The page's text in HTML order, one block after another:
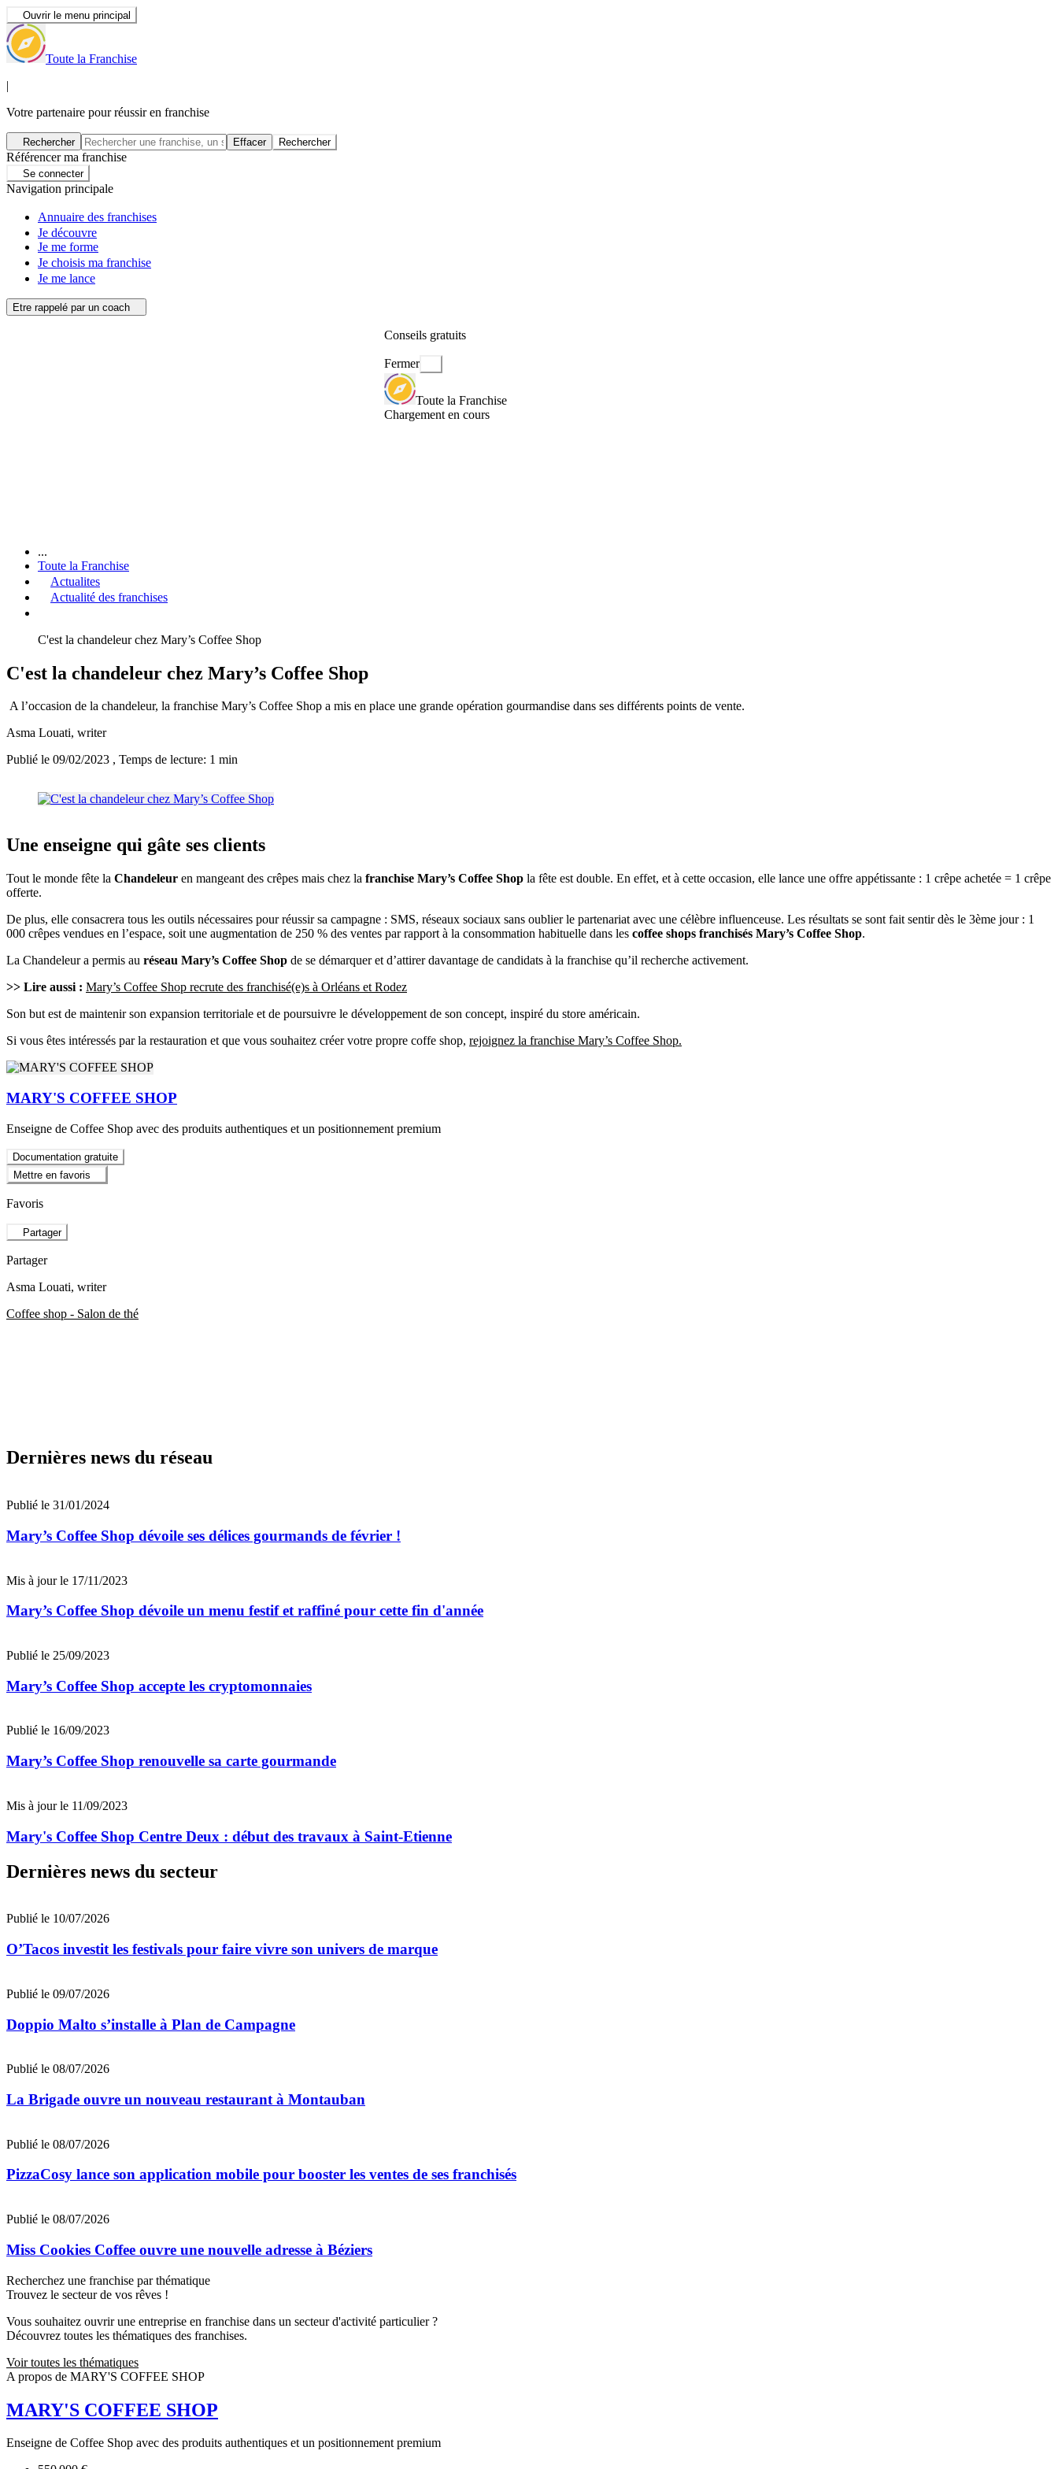
Ouvrir le menu principal
Toute la Franchise
|
Votre partenaire pour réussir en franchise
Rechercher Effacer Rechercher
Référencer ma franchise
Se connecter
Navigation principale
Annuaire des franchises
Je découvre
Je me forme
Je choisis ma franchise
Je me lance
Etre rappelé par un coach
Conseils gratuits
Fermer
Toute la Franchise
Chargement en cours
...
Toute la Franchise
Actualites
Actualité des franchises
C'est la chandeleur chez Mary’s Coffee Shop
C'est la chandeleur chez Mary’s Coffee Shop
A l’occasion de la chandeleur, la franchise Mary’s Coffee Shop a mis en place une grande opération gourmandise dans ses différents points de vente.
Asma Louati, writer
Publié le 09/02/2023 , Temps de lecture: 1 min
Une enseigne qui gâte ses clients
Tout le monde fête la Chandeleur en mangeant des crêpes mais chez la franchise Mary’s Coffee Shop la fête est double. En effet, et à cette occasion, elle lance une offre appétissante : 1 crêpe achetée = 1 crêpe
offerte.
De plus, elle consacrera tous les outils nécessaires pour réussir sa campagne : SMS, réseaux sociaux sans oublier le partenariat avec une célèbre influenceuse. Les résultats se sont fait sentir dès le 3ème jour : 1
000 crêpes vendues en l’espace, soit une augmentation de 250 % des ventes par rapport à la consommation habituelle dans les coffee shops franchisés Mary’s Coffee Shop.
La Chandeleur a permis au réseau Mary’s Coffee Shop de se démarquer et d’attirer davantage de candidats à la franchise qu’il recherche activement.
>> Lire aussi : Mary’s Coffee Shop recrute des franchisé(e)s à Orléans et Rodez
Son but est de maintenir son expansion territoriale et de poursuivre le développement de son concept, inspiré du store américain.
Si vous êtes intéressés par la restauration et que vous souhaitez créer votre propre coffe shop, rejoignez la franchise Mary’s Coffee Shop.
MARY'S COFFEE SHOP
Enseigne de Coffee Shop avec des produits authentiques et un positionnement premium
Documentation gratuite
Mettre en favoris
Favoris
Partager
Partager
Asma Louati, writer
Coffee shop - Salon de thé
Dernières news du réseau
Publié le 31/01/2024
Mary’s Coffee Shop dévoile ses délices gourmands de février !
Mis à jour le 17/11/2023
Mary’s Coffee Shop dévoile un menu festif et raffiné pour cette fin d'année
Publié le 25/09/2023
Mary’s Coffee Shop accepte les cryptomonnaies
Publié le 16/09/2023
Mary’s Coffee Shop renouvelle sa carte gourmande
Mis à jour le 11/09/2023
Mary's Coffee Shop Centre Deux : début des travaux à Saint-Etienne
Dernières news du secteur
Publié le 10/07/2026
O’Tacos investit les festivals pour faire vivre son univers de marque
Publié le 09/07/2026
Doppio Malto s’installe à Plan de Campagne
Publié le 08/07/2026
La Brigade ouvre un nouveau restaurant à Montauban
Publié le 08/07/2026
PizzaCosy lance son application mobile pour booster les ventes de ses franchisés
Publié le 08/07/2026
Miss Cookies Coffee ouvre une nouvelle adresse à Béziers
Recherchez une franchise par thématique
Trouvez le secteur de vos rêves !
Vous souhaitez ouvrir une entreprise en franchise dans un secteur d'activité particulier ?
Découvrez toutes les thématiques des franchises.
Voir toutes les thématiques
A propos de MARY'S COFFEE SHOP
MARY'S COFFEE SHOP
Enseigne de Coffee Shop avec des produits authentiques et un positionnement premium